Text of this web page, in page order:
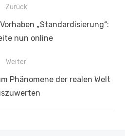
Zurück
„Standardisierung“:
nun online
Weiter
Phänomene der realen Welt